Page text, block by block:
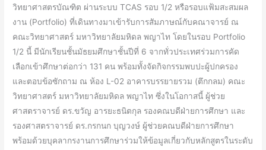
วิทยาศาสตรบัณฑิต ผ่านระบบ TCAS รอบ 1/2 หรือรอบแฟ้มสะสมผล
งาน (Portfolio) ที่เดินทางมาเข้ารับการสัมภาษณ์กับคณาจารย์ ณ
คณะวิทยาศาสตร์ มหาวิทยาลัยมหิดล พญาไท โดยในรอบ Portfolio
1/2 นี้ มีนักเรียนชั้นมัธยมศึกษาชั้นปีที่ 6 จากทั่วประเทศร่วมการคัด
เลือกเข้าศึกษาต่อกว่า 131 คน พร้อมทั้งจัดกิจกรรมพบปะผู้ปกครอง
และตอบข้อซักถาม ณ ห้อง L-02 อาคารบรรยายรวม (ตึกกลม) คณะ
วิทยาศาสตร์ มหาวิทยาลัยมหิดล พญาไท ซึ่งในโอกาสนี้ ผู้ช่วย
ศาสตราจารย์ ดร.ขวัญ อารยะธนิตกุล รองคณบดีฝ่ายการศึกษา และ
รองศาสตราจารย์ ดร.กรกนก บุญวงษ์ ผู้ช่วยคณบดีฝ่ายการศึกษา
พร้อมด้วยบุคลากรงานการศึกษาร่วมให้ข้อมูลเกี่ยวกับหลักสูตรในระดับ
วิทยาศาสตร์
ผ่าน
ระบบ
TCAS
รอบ
1/2